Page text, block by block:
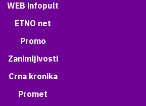
WEB infopult
ETNO net
Promo
Zanimljivosti
Crna kronika
Promet